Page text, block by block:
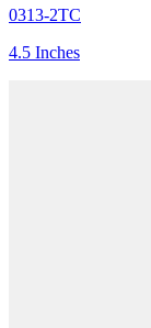
0313-2TC
4.5 Inches